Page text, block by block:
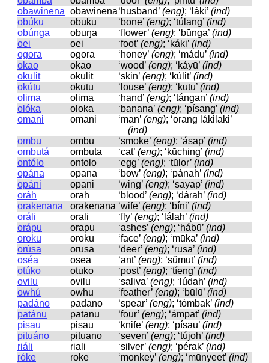
obawinena obawinena‘husband’ (eng); ‘láki’ (ind)
obúku
obuku ‘bone’ (eng); ‘túlang’ (ind)
obúnga
obuŋa ‘flower’ (eng); ‘būnga’ (ind)
oei
oei ‘foot’ (eng); ‘káki’ (ind)
ogora
oɡora ‘honey’ (eng); ‘mádu’ (ind)
okao
okao ‘wood’ (eng); ‘káyū’ (ind)
okulit
okulit ‘skin’ (eng); ‘kúlit’ (ind)
okútu
okutu ‘louse’ (eng); ‘kūtū’ (ind)
olima
olima ‘hand’ (eng); ‘tángan’ (ind)
olóka
oloka ‘banana’ (eng); ‘písang’ (ind)
omani
omani ‘man’ (eng); ‘orang lákilaki’
(ind)
ombu
ombu ‘smoke’ (eng); ‘ásap’ (ind)
ombutá
ombuta ‘cat’ (eng); ‘kūching’ (ind)
ontólo
ontolo ‘egg’ (eng); ‘tŭlor’ (ind)
opána
opana ‘bow’ (eng); ‘pánah’ (ind)
opáni
opani ‘wing’ (eng); ‘sayap’ (ind)
oráh
orah ‘blood’ (eng); ‘dárah’ (ind)
orakenana
orakenana ‘wife’ (eng); ‘bíni’ (ind)
oráli
orali ‘fly’ (eng); ‘lálah’ (ind)
orápu
orapu ‘ashes’ (eng); ‘hábū’ (ind)
oroku
oroku ‘face’ (eng); ‘mūka’ (ind)
orúsa
orusa ‘deer’ (eng); ‘rūsa’ (ind)
oséa
osea ‘ant’ (eng); ‘sŭmut’ (ind)
otúko
otuko ‘post’ (eng); ‘tíeng’ (ind)
ovilu
ovilu ‘saliva’ (eng); ‘lúdah’ (ind)
owhú
owhu ‘feather’ (eng); ‘būlū’ (ind)
padáno
padano ‘spear’ (eng); ‘tómbak’ (ind)
patánu
patanu ‘four’ (eng); ‘ámpat’ (ind)
pisau
pisau ‘knife’ (eng); ‘písau’ (ind)
pituáno
pituano ‘seven’ (eng); ‘tújoh’ (ind)
riáli
riali ‘silver’ (eng); ‘pérak’ (ind)
róke
roke ‘monkey’ (eng); ‘mūnyeet’ (ind)